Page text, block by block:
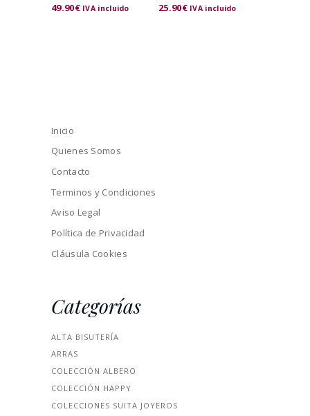
49.90€ IVA incluido 25.90€ IVA incluido
Inicio
Quienes Somos
Contacto
Terminos y Condiciones
Aviso Legal
Política de Privacidad
Cláusula Cookies
Categorías
ALTA BISUTERÍA
ARRAS
COLECCIÓN ALBERO
COLECCIÓN HAPPY
COLECCIONES SUITA JOYEROS